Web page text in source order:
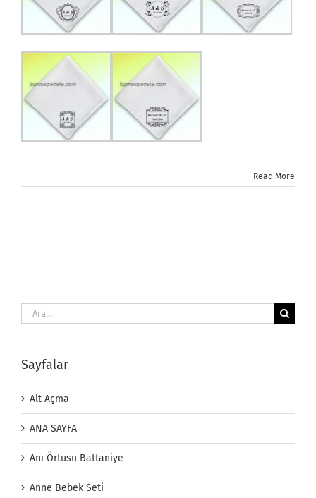
Read More
Ara:
Sayfalar
Alt Açma
ANA SAYFA
Anı Örtüsü Battaniye
Anne Bebek Seti